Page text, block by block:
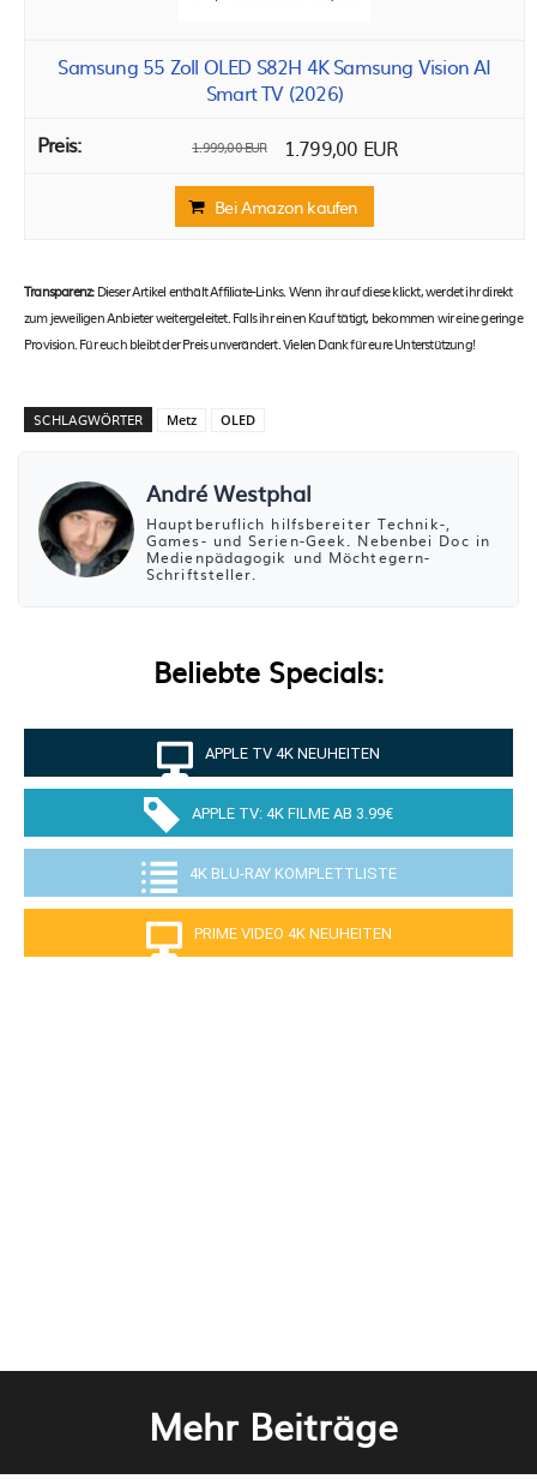
Samsung 55 Zoll OLED S82H 4K Samsung Vision AI
Smart TV (2026)
1.999,00 EUR 1.799,00 EUR
Bei Amazon kaufen
Transparenz:Dieser Artikel enthält Affiliate-Links. Wenn ihr auf diese klickt, werdet ihr direkt
zum jeweiligen Anbieter weitergeleitet. Falls ihr einen Kauf tätigt, bekommen wir eine geringe
Provision. Für euch bleibt der Preis unverändert. Vielen Dank für eure Unterstützung!
SCHLAGWÖRTER Metz OLED
André Westphal
Hauptberuflich hilfsbereiter Technik-,
Games- und Serien-Geek. Nebenbei Doc in
Medienpädagogik und Möchtegern-
Schriftsteller.
Beliebte Specials:
APPLE TV 4K NEUHEITEN
APPLE TV: 4K FILME AB 3.99€
4K BLU-RAY KOMPLETTLISTE
PRIME VIDEO 4K NEUHEITEN
Mehr Beiträge